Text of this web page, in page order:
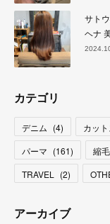
サト
ヘナ
カテゴリ
デニム (4) カッ
パーマ (161) 縮
TRAVEL
(2)
アーカイブ